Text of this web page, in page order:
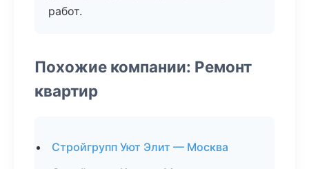
работ.
Похожие компании: Ремонт
квартир
Стройгрупп Уют Элит — Москва